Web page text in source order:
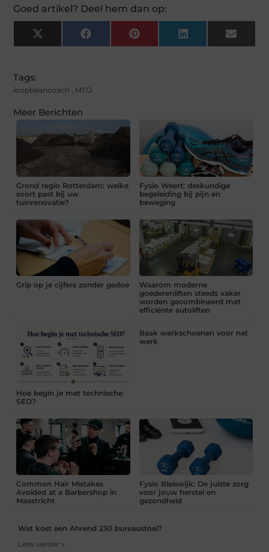
Goed artikel? Deel hem dan op:
X
(Twitter)
FacebookPinterest LinkedIn Email
Tags:
loopbaancoach , MTO
Meer Berichten
Grond regio Rotterdam: welke
soort past bij uw
tuinrenovatie?
Fysio Weert: deskundige
begeleiding bij pijn en
beweging
Grip op je cijfers zonder gedoe
Waarom moderne
goederenliften steeds vaker
worden gecombineerd met
efficiënte autoliften
Hoe begin je met technische
SEO?
Baak werkschoenen voor nat
werk
Common Hair Mistakes
Avoided at a Barbershop in
Maastricht
Fysio Bleiswijk: De juiste zorg
voor jouw herstel en
gezondheid
Wat kost een Ahrend 230 bureaustoel?
Lees verder »